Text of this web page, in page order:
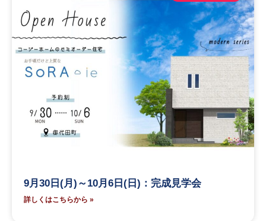
9月30日(月)～10月6日(日)：完成見学会
詳しくはこちらから »